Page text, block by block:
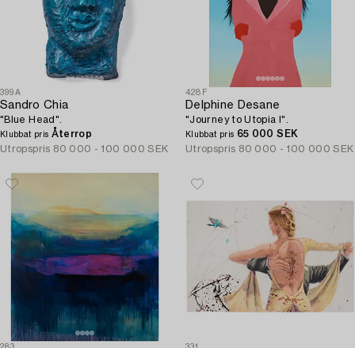
399A
Sandro Chia
"Blue Head".
Klubbat pris Återrop
Utropspris 80 000 - 100 000 SEK
428F
Delphine Desane
"Journey to Utopia I".
Klubbat pris 65 000 SEK
Utropspris 80 000 - 100 000 SEK